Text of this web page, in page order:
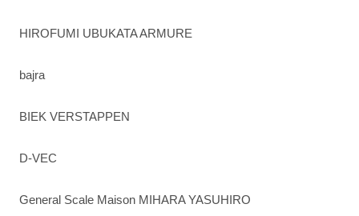
HIROFUMI UBUKATA ARMURE
bajra
BIEK VERSTAPPEN
D-VEC
General Scale Maison MIHARA YASUHIRO